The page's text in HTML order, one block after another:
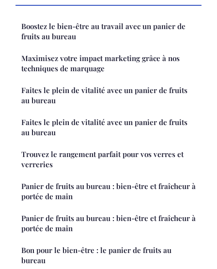
Boostez le bien-être au travail avec un panier de
fruits au bureau
Maximisez votre impact marketing grâce à nos
techniques de marquage
Faites le plein de vitalité avec un panier de fruits
au bureau
Faites le plein de vitalité avec un panier de fruits
au bureau
Trouvez le rangement parfait pour vos verres et
verreries
Panier de fruits au bureau : bien-être et fraîcheur à
portée de main
Panier de fruits au bureau : bien-être et fraîcheur à
portée de main
Bon pour le bien-être : le panier de fruits au
bureau